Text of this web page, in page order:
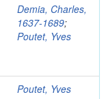
Demia, Charles,
1637-1689;
Poutet, Yves
Poutet, Yves